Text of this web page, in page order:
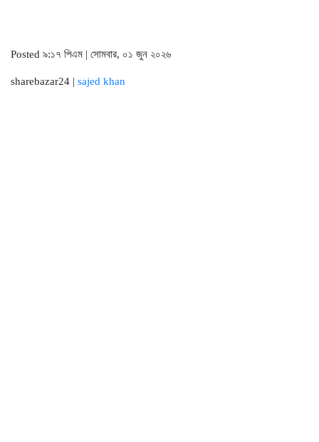
Posted ৯:১৭ পিএম | সোমবার, ০১ জুন ২০২৬
sharebazar24 | sajed khan